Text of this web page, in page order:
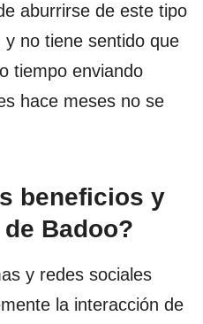
aburrirse de este tipo
no tiene sentido que
tiempo enviando
hace meses no se
beneficios y
Badoo?
y redes sociales
la interacción de